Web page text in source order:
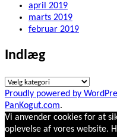
april 2019
marts 2019
februar 2019
Indlæg
Indlæg
Proudly powered by
PanKogut.com.
Vi anvender cookies for at
oplevelse af vores website.